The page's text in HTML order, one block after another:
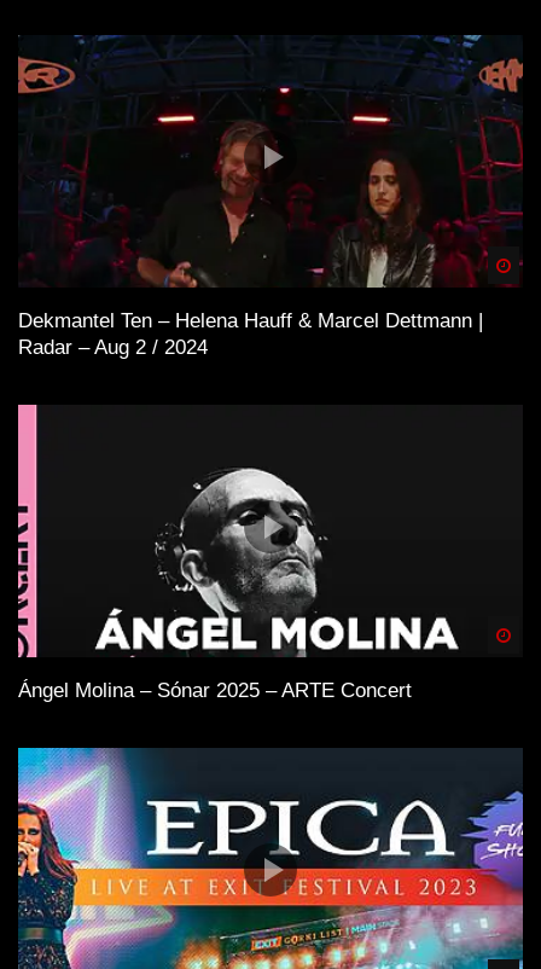
Dekmantel Ten – Helena Hauff & Marcel Dettmann |
Radar – Aug 2 / 2024
Ángel Molina – Sónar 2025 – ARTE Concert